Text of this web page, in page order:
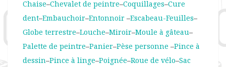
Chaise–Chevalet de peintre–Coquillages–Cure
dent–Embauchoir–Entonnoir –Escabeau-Feuilles–
Globe terrestre–Louche–Miroir–Moule à gâteau–
Palette de peintre–Panier–Pèse personne –Pince à
dessin–Pince à linge–Poignée–Roue de vélo–Sac